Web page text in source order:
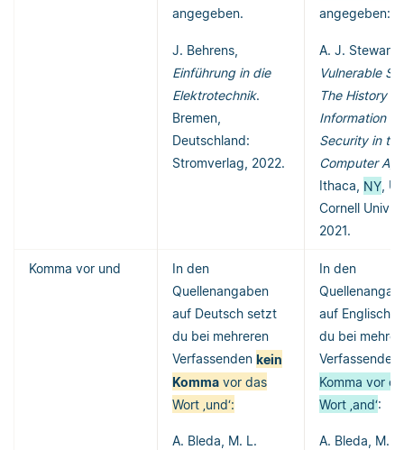
angegeben.
J. Behrens,
Einführung in die
Elektrotechnik.
Bremen,
Deutschland:
Stromverlag, 2022.
angegeben:
A. J. Stewart,
Vulnerable
The History of
Information
Security in the
Computer Age
Ithaca, NY ,
Cornell Univ.
2021.
Komma vor und
In den
Quellenangaben
auf Deutsch setzt
du bei mehreren
Verfassenden kein
Komma vor das
Wort ‚und‘:
A. Bleda, M. L.
In den
auf Englisch
du bei
Verfassenden
Komma vor
Wort ‚and‘:
A. Bleda, M. L.